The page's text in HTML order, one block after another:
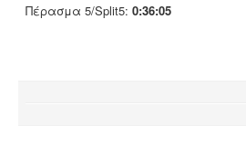
Πέρασμα 5/Split5: 0:36:05